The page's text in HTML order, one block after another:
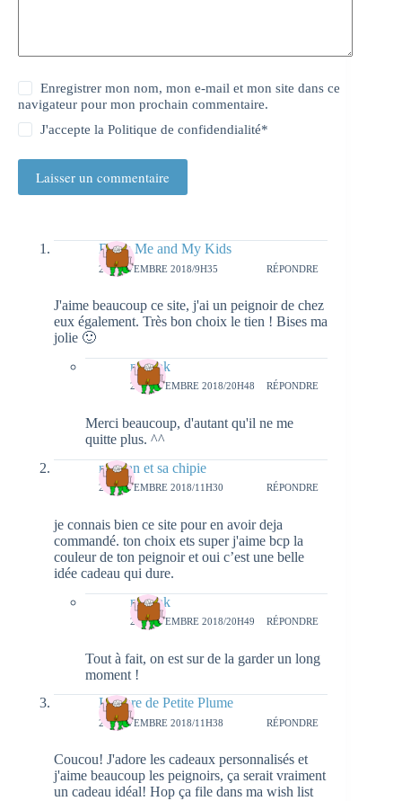
Enregistrer mon nom, mon e-mail et mon site dans ce
navigateur pour mon prochain commentaire.
J'accepte laPolitique de confidendialité*
Laisser un commentaire
Dress Me and My Kids
20 NOVEMBRE 2018/9H35 RÉPONDRE
J'aime beaucoup ce site, j'ai un peignoir de chez
eux également. Très bon choix le tien ! Bises ma
jolie 🙂
natieak
20 NOVEMBRE 2018/20H48 RÉPONDRE
Merci beaucoup, d'autant qu'il ne me
quitte plus. ^^
maman et sa chipie
20 NOVEMBRE 2018/11H30 RÉPONDRE
je connais bien ce site pour en avoir deja
commandé. ton choix ets super j'aime bcp la
couleur de ton peignoir et oui c’est une belle
idée cadeau qui dure.
natieak
20 NOVEMBRE 2018/20H49 RÉPONDRE
Tout à fait, on est sur de la garder un long
moment !
Lecture de Petite Plume
20 NOVEMBRE 2018/11H38 RÉPONDRE
Coucou! J'adore les cadeaux personnalisés et
j'aime beaucoup les peignoirs, ça serait vraiment
un cadeau idéal! Hop ça file dans ma wish list